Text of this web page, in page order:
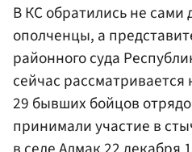
В КС обратились не сами
ополченцы, а
районного суда
сейчас
29 бывших бойцов
принимали участие в